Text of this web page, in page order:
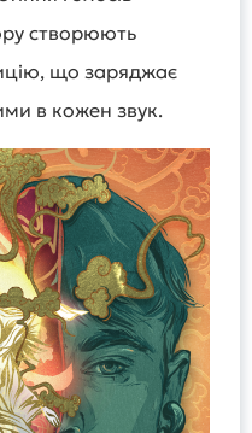
створюють
що заряджає
в кожен звук.